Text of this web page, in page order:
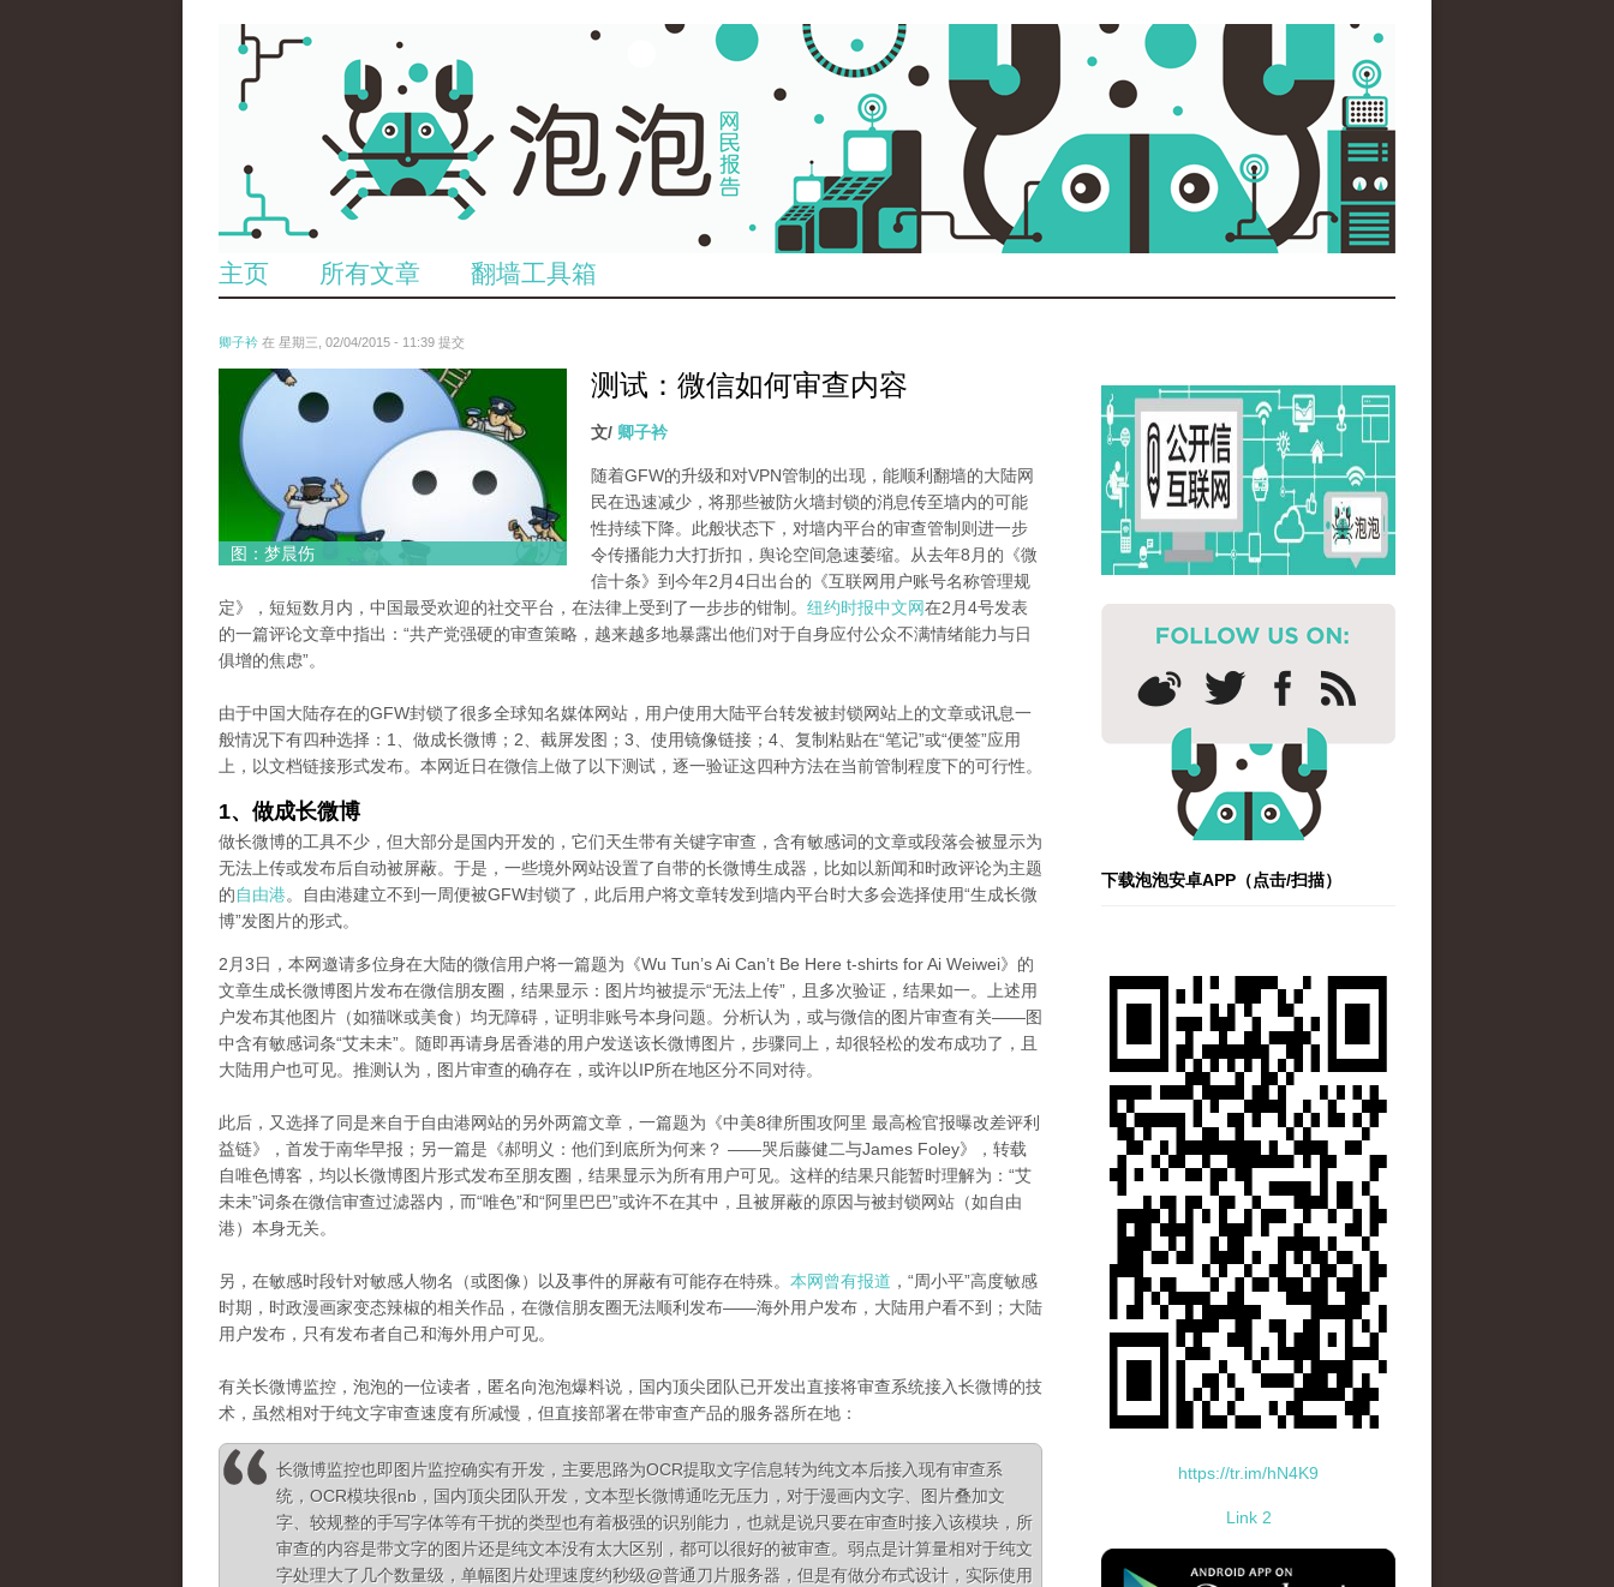
主页 所有文章 翻墙工具箱
卿子衿 在 星期三, 02/04/2015 - 11:39 提交
untitled.jpg
图：梦晨伤
测试：微信如何审查内容
文/ 卿子衿
随着GFW的升级和对VPN管制的出现，能顺利翻墙的大陆网
民在迅速减少，将那些被防火墙封锁的消息传至墙内的可能
性持续下降。此般状态下，对墙内平台的审查管制则进一步
令传播能力大打折扣，舆论空间急速萎缩。从去年8月的《微
信十条》到今年2月4日出台的《互联网用户账号名称管理规
定》，短短数月内，中国最受欢迎的社交平台，在法律上受到了一步步的钳制。 纽约时报中文网在2月4号发表
的一篇评论文章中指出：“共产党强硬的审查策略，越来越多地暴露出他们对于自身应付公众不满情绪能力与日
俱增的焦虑”。
由于中国大陆存在的GFW封锁了很多全球知名媒体网站，用户使用大陆平台转发被封锁网站上的文章或讯息一
般情况下有四种选择：1、做成长微博；2、截屏发图；3、使用镜像链接；4、复制粘贴在“笔记”或“便签”应用
上，以文档链接形式发布。本网近日在微信上做了以下测试，逐一验证这四种方法在当前管制程度下的可行性。
1、做成长微博
做长微博的工具不少，但大部分是国内开发的，它们天生带有关键字审查，含有敏感词的文章或段落会被显示为
无法上传或发布后自动被屏蔽。于是，一些境外网站设置了自带的长微博生成器，比如以新闻和时政评论为主题
的自由港。自由港建立不到一周便被GFW封锁了，此后用户将文章转发到墙内平台时大多会选择使用“生成长微
博”发图片的形式。
2月3日，本网邀请多位身在大陆的微信用户将一篇题为《Wu Tun’s Ai Can’t Be Here t-shirts for Ai Weiwei》的
文章生成长微博图片发布在微信朋友圈，结果显示：图片均被提示“无法上传”，且多次验证，结果如一。上述用
户发布其他图片（如猫咪或美食）均无障碍，证明非账号本身问题。分析认为，或与微信的图片审查有关——图
中含有敏感词条“艾未未”。随即再请身居香港的用户发送该长微博图片，步骤同上，却很轻松的发布成功了，且
大陆用户也可见。推测认为，图片审查的确存在，或许以IP所在地区分不同对待。
此后，又选择了同是来自于自由港网站的另外两篇文章，一篇题为《中美8律所围攻阿里 最高检官报曝改差评利
益链》，首发于南华早报；另一篇是《郝明义：他们到底所为何来？ ——哭后藤健二与James Foley》，转载
自唯色博客，均以长微博图片形式发布至朋友圈，结果显示为所有用户可见。这样的结果只能暂时理解为：“艾
未未”词条在微信审查过滤器内，而“唯色”和“阿里巴巴”或许不在其中，且被屏蔽的原因与被封锁网站（如自由
港）本身无关。
另，在敏感时段针对敏感人物名（或图像）以及事件的屏蔽有可能存在特殊。 本网曾有报道 ，“周小平”高度敏感
时期，时政漫画家变态辣椒的相关作品，在微信朋友圈无法顺利发布——海外用户发布，大陆用户看不到；大陆
用户发布，只有发布者自己和海外用户可见。
有关长微博监控，泡泡的一位读者，匿名向泡泡爆料说，国内顶尖团队已开发出直接将审查系统接入长微博的技
术，虽然相对于纯文字审查速度有所减慢，但直接部署在带审查产品的服务器所在地：
长微博监控也即图片监控确实有开发，主要思路为OCR提取文字信息转为纯文本后接入现有审查系
统，OCR模块很nb，国内顶尖团队开发，文本型长微博通吃无压力，对于漫画内文字、图片叠加文
字、较规整的手写字体等有干扰的类型也有着极强的识别能力，也就是说只要在审查时接入该模块，所
审查的内容是带文字的图片还是纯文本没有太大区别，都可以很好的被审查。弱点是计算量相对于纯文
字处理大了几个数量级，单幅图片处理速度约秒级@普通刀片服务器，但是有做分布式设计，实际使用
下载泡泡安卓APP（点击/扫描）
https://tr.im/hN4K9
Link 2
standard-icon-googleplay-app-store.png